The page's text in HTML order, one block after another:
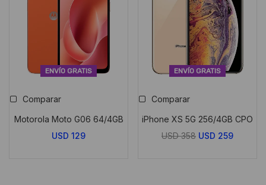
ENVÍO GRATIS
Comparar
Motorola Moto G06 64/4GB
USD 129
ENVÍO GRATIS
Comparar
iPhone XS 5G 256/4GB CPO
USD358 El
USD 259El